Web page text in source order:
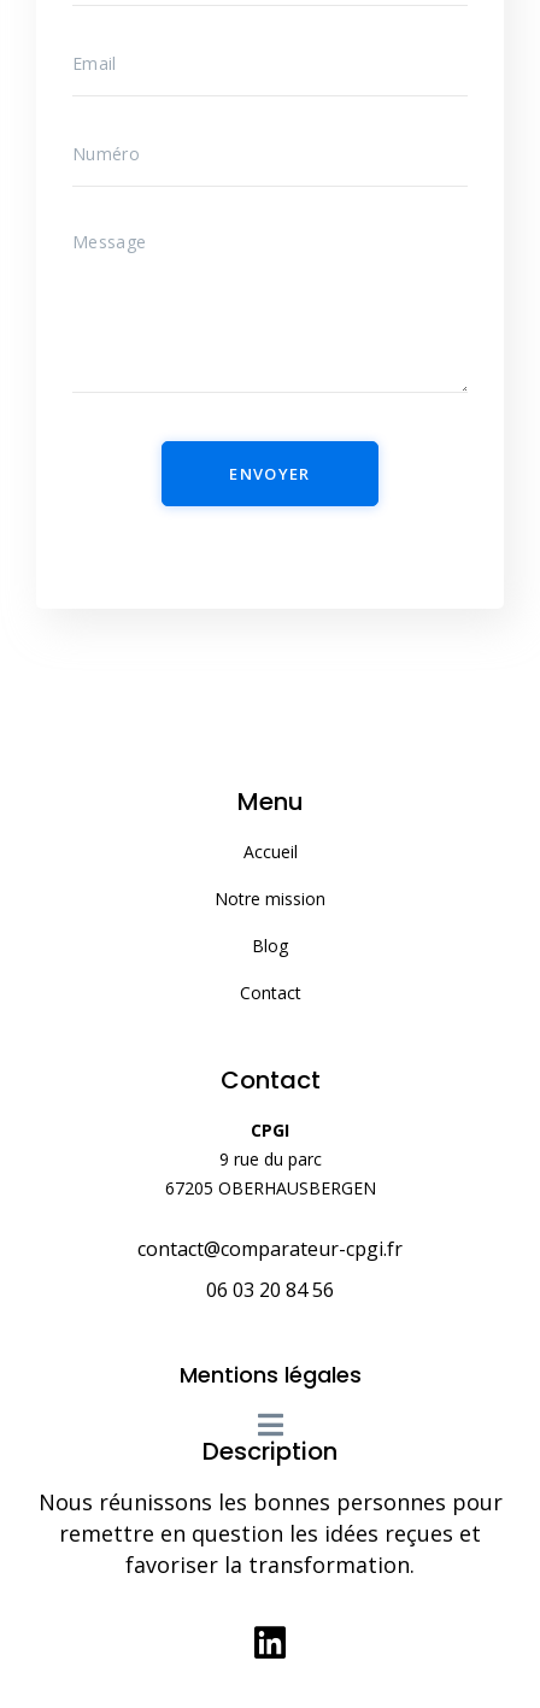
ENVOYER
Menu
Accueil
Notre mission
Blog
Contact
Contact
CPGI
9 rue du parc
67205 OBERHAUSBERGEN
contact@comparateur-cpgi.fr
06 03 20 84 56
Mentions légales
Description
Nous réunissons les bonnes personnes pour
remettre en question les idées reçues et
favoriser la transformation.